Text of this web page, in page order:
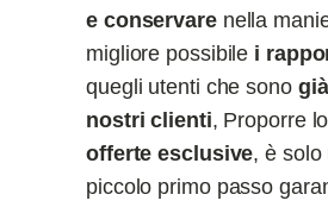
e conservare nella
migliore possibile i
quegli utenti che sono
nostri clienti, Proporre
offerte esclusive, è solo
piccolo primo passo